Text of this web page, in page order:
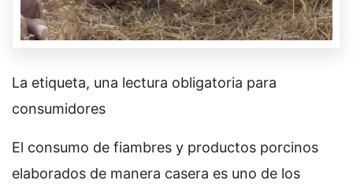
La etiqueta, una lectura obligatoria para
consumidores
El consumo de fiambres y productos porcinos
elaborados de manera casera es uno de los